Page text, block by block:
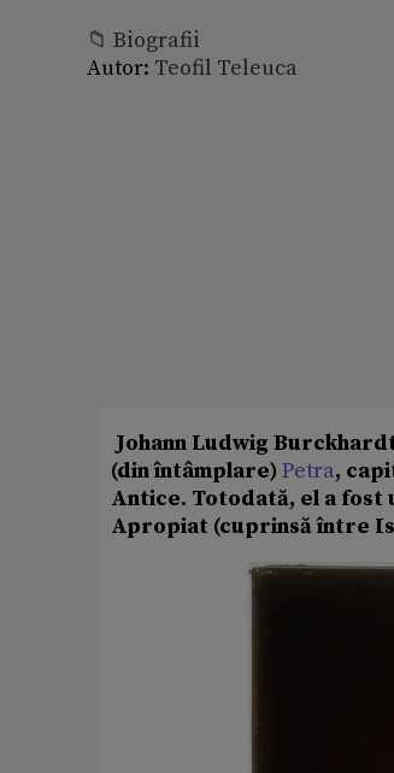
📁 Biografii
Autor: Teofil Teleuca
Johann Ludwig
(din întâmplare) Petra,
Antice. Totodată, el a
Apropiat (cuprinsă între